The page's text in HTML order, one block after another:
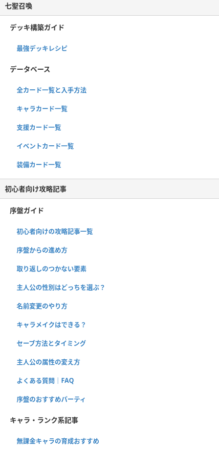
七聖召喚
デッキ構築ガイド
最強デッキレシピ
データベース
全カード一覧と入手方法
キャラカード一覧
支援カード一覧
イベントカード一覧
装備カード一覧
初心者向け攻略記事
序盤ガイド
初心者向けの攻略記事一覧
序盤からの進め方
取り返しのつかない要素
主人公の性別はどっちを選ぶ？
名前変更のやり方
キャラメイクはできる？
セーブ方法とタイミング
主人公の属性の変え方
よくある質問｜FAQ
序盤のおすすめパーティ
キャラ・ランク系記事
無課金キャラの育成おすすめ